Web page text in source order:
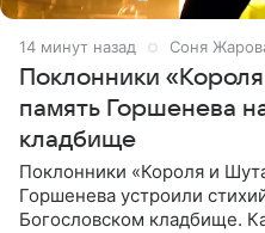
14 минут назад Соня
Поклонники
память Горшенева
кладбище
Поклонники «Короля и
Горшенева устроили
Богословском кладбище.